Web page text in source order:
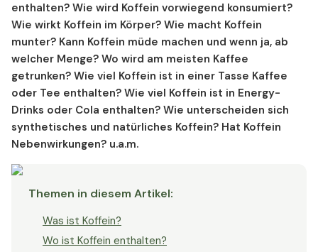
enthalten? Wie wird Koffein vorwiegend konsumiert?
Wie wirkt Koffein im Körper? Wie macht Koffein
munter? Kann Koffein müde machen und wenn ja, ab
welcher Menge? Wo wird am meisten Kaffee
getrunken? Wie viel Koffein ist in einer Tasse Kaffee
oder Tee enthalten? Wie viel Koffein ist in Energy-
Drinks oder Cola enthalten? Wie unterscheiden sich
synthetisches und natürliches Koffein? Hat Koffein
Nebenwirkungen? u.a.m.
Themen in diesem Artikel:
Was ist Koffein?
Wo ist Koffein enthalten?
Wie viel Koffein ist in einer Dose Energy Drink enthalten?
Wie viel Koffein ist in einem Glas Cola enthalten?
Was unterscheidet synthetisches und natürliches
Koffein?
Hat Koffein Nebenwirkungen?
Hemmt Koffein die Aufnahme von Vitaminen und
Mineralstoffen?
Vitamin D und Koffein
Koffein in Lebensmitteln pro 100 ml bzw. 100 g
Koffein in Lebensmitteln pro 1 l bzw. pro 1 kg